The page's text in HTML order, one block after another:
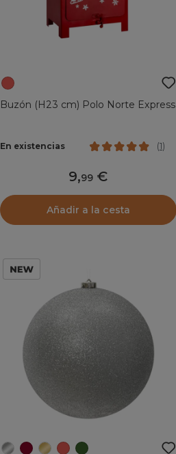
Buzón (H23 cm) Polo Norte Express
En existencias (1)
9,99
Añadir a la cesta